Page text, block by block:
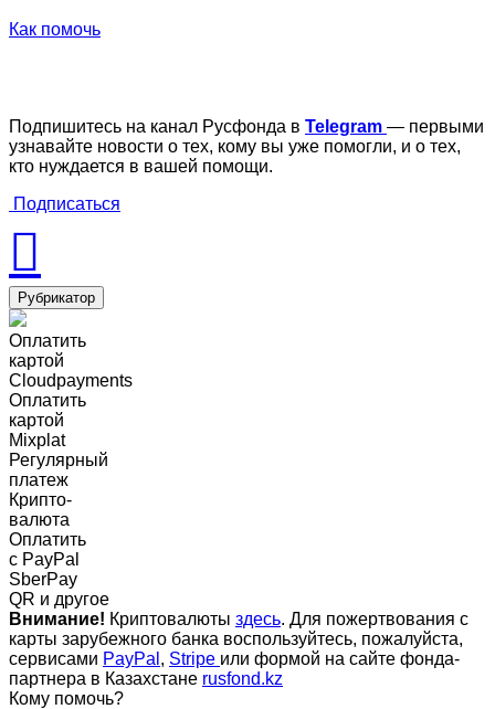
Как помочь
Подпишитесь на канал Русфонда в Telegram — первыми
узнавайте новости о тех, кому вы уже помогли, и о тех,
кто нуждается в вашей помощи.
Подписаться
Рубрикатор
Оплатить
картой
Cloudpayments
Оплатить
картой
Mixplat
Регулярный
платеж
Крипто-
валюта
Оплатить
c PayPal
SberPay
QR и другое
Внимание! Криптовалюты здесь. Для пожертвования с
карты зарубежного банка воспользуйтесь, пожалуйста,
сервисами PayPal , Stripe или формой на сайте фонда-
партнера в Казахстане rusfond.kz
Кому помочь?